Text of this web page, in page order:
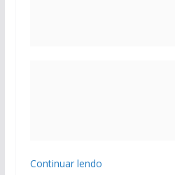
Continuar lendo